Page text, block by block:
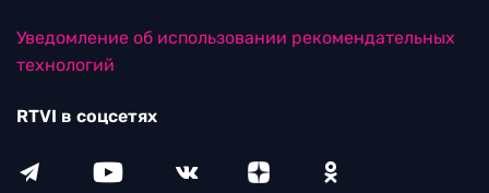
Уведомление об использовании рекомендательных
технологий
RTVI в соцсетях